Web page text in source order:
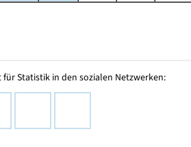
für Statistik in den sozialen Netzwerken: